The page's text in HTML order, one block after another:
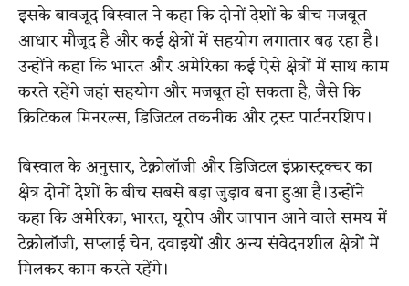
इसके बावजूद बिस्वाल ने कहा कि दोनों देशों के बीच मजबूत
आधार मौजूद है और कई क्षेत्रों में सहयोग लगातार बढ़ रहा है।
उन्होंने कहा क‍ि भारत और अमेरिका कई ऐसे क्षेत्रों में साथ काम
करते रहेंगे जहां सहयोग और मजबूत हो सकता है, जैसे कि
क्रिटिकल मिनरल्स, डिजिटल तकनीक और ट्रस्‍ट पार्टनरशिप।
बिस्वाल के अनुसार, टेक्नोलॉजी और डिजिटल इंफ्रास्ट्रक्चर का
क्षेत्र दोनों देशों के बीच सबसे बड़ा जुड़ाव बना हुआ है।उन्होंने
कहा कि अमेरिका, भारत, यूरोप और जापान आने वाले समय में
टेक्नोलॉजी, सप्लाई चेन, दवाइयों और अन्य संवेदनशील क्षेत्रों में
मिलकर काम करते रहेंगे।